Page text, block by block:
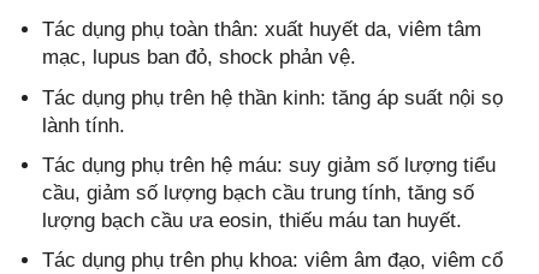
Tác dụng phụ toàn thân: xuất huyết da, viêm tâm
mạc, lupus ban đỏ, shock phản vệ.
Tác dụng phụ trên hệ thần kinh: tăng áp suất nội sọ
lành tính.
Tác dụng phụ trên hệ máu: suy giảm số lượng tiểu
cầu, giảm số lượng bạch cầu trung tính, tăng số
lượng bạch cầu ưa eosin, thiếu máu tan huyết.
Tác dụng phụ trên phụ khoa: viêm âm đạo, viêm cổ